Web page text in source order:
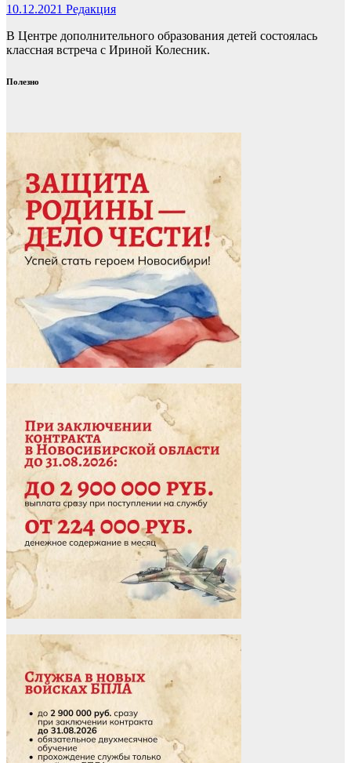
10.12.2021 Редакция
В Центре дополнительного образования детей состоялась
классная встреча с Ириной Колесник.
Полезно